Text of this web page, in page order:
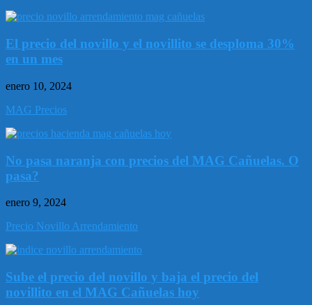
El precio del novillo y el novillito se desploma 30%
en un mes
enero 10, 2024
MAG Precios
No pasa naranja con precios del MAG Cañuelas. O
pasa?
enero 9, 2024
Precio Novillo Arrendamiento
Sube el precio del novillo y baja el precio del
novillito en el MAG Cañuelas hoy